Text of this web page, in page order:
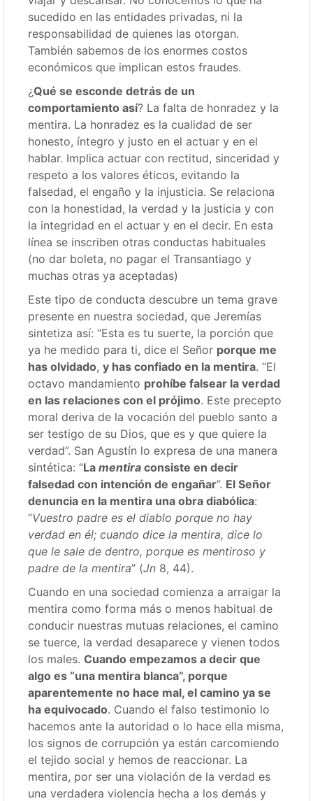
sucedido en las entidades privadas, ni la
responsabilidad de quienes las otorgan.
También sabemos de los enormes costos
económicos que implican estos fraudes.
¿Qué se esconde detrás de un
comportamiento así? La falta de honradez y la
mentira. La honradez es la cualidad de ser
honesto, íntegro y justo en el actuar y en el
hablar. Implica actuar con rectitud, sinceridad y
respeto a los valores éticos, evitando la
falsedad, el engaño y la injusticia. Se relaciona
con la honestidad, la verdad y la justicia y con
la integridad en el actuar y en el decir. En esta
línea se inscriben otras conductas habituales
(no dar boleta, no pagar el Transantiago y
muchas otras ya aceptadas)
Este tipo de conducta descubre un tema grave
presente en nuestra sociedad, que Jeremías
sintetiza así: “Esta es tu suerte, la porción que
ya he medido para ti, dice el Señor porque me
has olvidado,y has confiado en la mentira. “El
octavo mandamiento prohíbe falsear la verdad
en las relaciones con el prójimo. Este precepto
moral deriva de la vocación del pueblo santo a
ser testigo de su Dios, que es y que quiere la
verdad”. San Agustín lo expresa de una manera
sintética: “Lamentira consiste en decir
falsedad con intención de engañar”. El Señor
denuncia en la mentira una obra diabólica:
“Vuestro padre es el diablo porque no hay
verdad en él; cuando dice la mentira, dice lo
que le sale de dentro, porque es mentiroso y
padre de la mentira” (Jn 8, 44).
Cuando en una sociedad comienza a arraigar la
mentira como forma más o menos habitual de
conducir nuestras mutuas relaciones, el camino
se tuerce, la verdad desaparece y vienen todos
los males.Cuando empezamos a decir que
algo es “una mentira blanca”, porque
aparentemente no hace mal, el camino ya se
ha equivocado. Cuando el falso testimonio lo
hacemos ante la autoridad o lo hace ella misma,
los signos de corrupción ya están carcomiendo
el tejido social y hemos de reaccionar. La
mentira, por ser una violación de la verdad es
una verdadera violencia hecha a los demás y